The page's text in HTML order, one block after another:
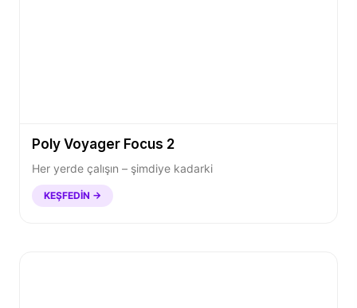
Poly Voyager Focus 2
Her yerde çalışın – şimdiye kadarki
KEŞFEDIN →